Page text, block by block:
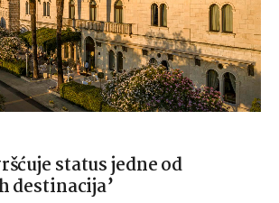
status jedne od
destinacija’